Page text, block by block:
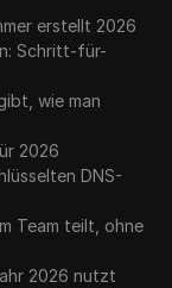
erstellt 2026
Schritt-für-
wie man
2026
DNS-
Team teilt, ohne
2026 nutzt